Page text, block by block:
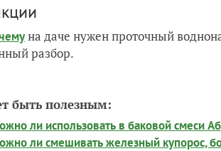
на даче нужен проточный
разбор.
быть полезным:
ли использовать в баковой смеси
ли смешивать железный купорос,